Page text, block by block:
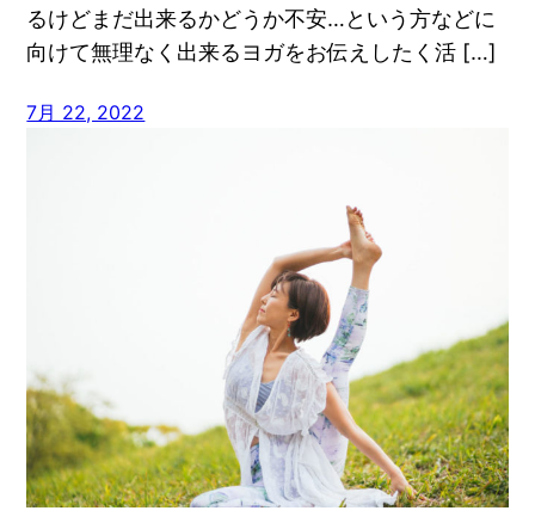
るけどまだ出来るかどうか不安…という方などに
向けて無理なく出来るヨガをお伝えしたく活 […]
7月 22, 2022